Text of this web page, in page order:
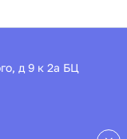
д 9 к 2а БЦ